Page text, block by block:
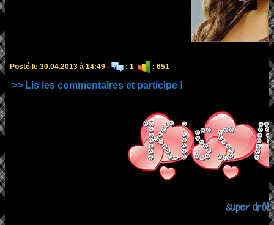
Posté le 30.04.2013 à 14:49 - : 1 : 651
>> Lis les commentaires et participe !
super